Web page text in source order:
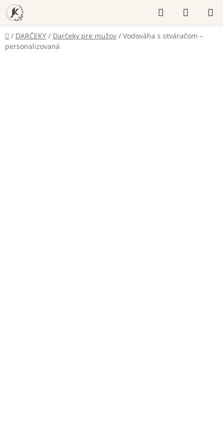
Prejsť
na
obsah
Hľadať
KOŠÍK
Domov
/ DARČEKY / Darčeky pre mužov / Vodováha s otváračom –
personalizovaná